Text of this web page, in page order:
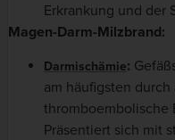
Erkrankung und der
Magen-Darm-Milzbrand:
Darmischämie:
am häufigsten
thromboembolische
Präsentiert sich mit